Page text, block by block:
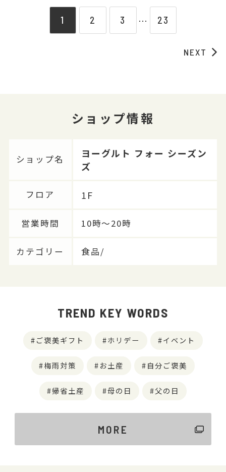
1 2 3 ⋯ 23
NEXT
ショップ情報
ショップ名
ヨーグルト フォー シーズン
ズ
フロア 1F
営業時間 10時～20時
カテゴリー 食品/
TREND KEY WORDS
ご褒美ギフト ホリデー イベント
梅雨対策 お土産 自分ご褒美
帰省土産 母の日 父の日
MORE